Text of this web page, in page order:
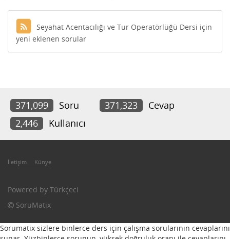
Seyahat Acentacılığı ve Tur Operatörlüğü Dersi için
yeni eklenen sorular
371,099 Soru 371,323
Cevap
2,446
Kullanıcı
İletişim Künye
Powered by Türkçeci
SoruMatix
Sorumatix sizlere binlerce ders için çalışma sorularının cevaplarını